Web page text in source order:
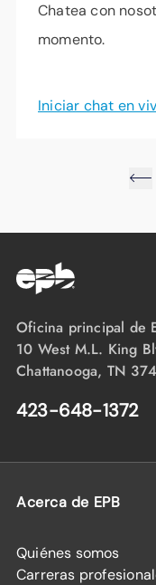
Chatea con
momento.
Iniciar chat en
Oficina principal de
10 West M.L. King
Chattanooga, TN
423-648-1372
Acerca de EPB
Quiénes somos
Carreras